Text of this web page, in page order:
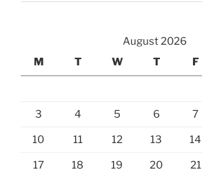
August 2026
M
T W T F
3 4 5 6 7
10 11 12 13 14
17 18 19 20 21